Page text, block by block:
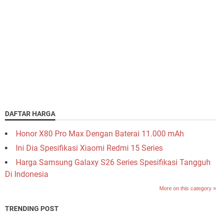
DAFTAR HARGA
Honor X80 Pro Max Dengan Baterai 11.000 mAh
Ini Dia Spesifikasi Xiaomi Redmi 15 Series
Harga Samsung Galaxy S26 Series Spesifikasi Tangguh
Di Indonesia
More on this category »
TRENDING POST